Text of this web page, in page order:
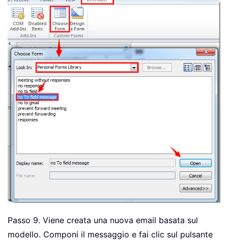
Passo 9. Viene creata una nuova email basata sul
modello. Componi il messaggio e fai clic sul pulsante